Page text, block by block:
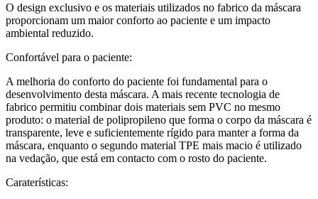
O design exclusivo e os materiais utilizados no fabrico da máscara
proporcionam um maior conforto ao paciente e um impacto
ambiental reduzido.
Confortável para o paciente:
A melhoria do conforto do paciente foi fundamental para o
desenvolvimento desta máscara. A mais recente tecnologia de
fabrico permitiu combinar dois materiais sem PVC no mesmo
produto: o material de polipropileno que forma o corpo da máscara é
transparente, leve e suficientemente rígido para manter a forma da
máscara, enquanto o segundo material TPE mais macio é utilizado
na vedação, que está em contacto com o rosto do paciente.
Caraterísticas: